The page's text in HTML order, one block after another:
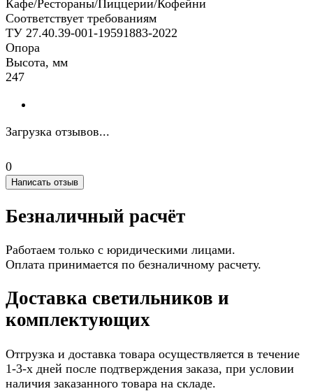
Кафе/Рестораны/Пиццерии/Кофейни
Соответствует требованиям
ТУ 27.40.39-001-19591883-2022
Опора
Высота, мм
247
Загрузка отзывов...
0
Написать отзыв
Безналичный расчёт
Работаем только с юридическими лицами.
Оплата принимается по безналичному расчету.
Доставка светильников и
комплектующих
Отгрузка и доставка товара осуществляется в течение
1-3-х дней после подтверждения заказа, при условии
наличия заказанного товара на складе.